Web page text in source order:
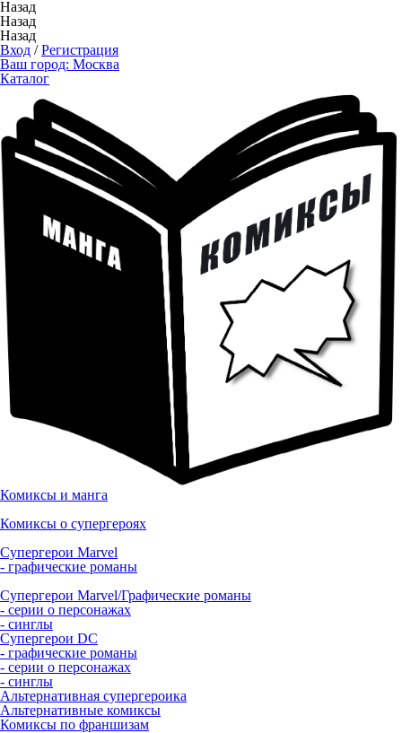
Назад
Назад
Назад
Вход /Регистрация
Ваш город: Москва
Каталог
Комиксы и манга
Комиксы о супергероях
Супергерои Marvel
- графические романы
Супергерои Marvel/Графические романы
- серии о персонажах
- синглы
Супергерои DC
- графические романы
- серии о персонажах
- синглы
Альтернативная супергероика
Альтернативные комиксы
Комиксы по франшизам